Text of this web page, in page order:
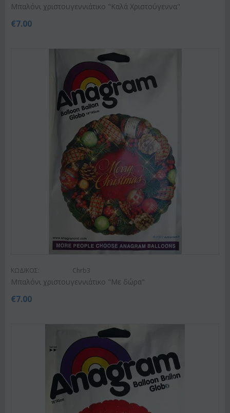
Μπαλόνι χριστουγεννιάτικο "Καλά Χριστούγεννα"
€7.00
ΚΩΔΙΚΟΣ: Chrb3
Μπαλόνι χριστουγεννιάτικο "Με δώρα"
€7.00